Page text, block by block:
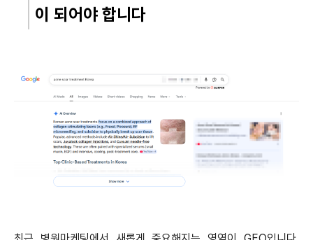
이 되어야 합니다